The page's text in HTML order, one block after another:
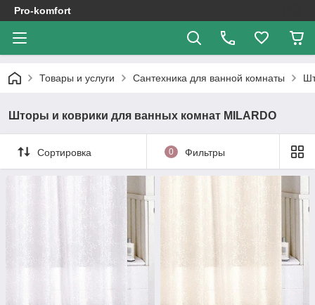
Pro-komfort
Товары и услуги Сантехника для ванной комнаты
Шторы и коврики для ванных комнат MILARDO
Сортировка 0 Фильтры